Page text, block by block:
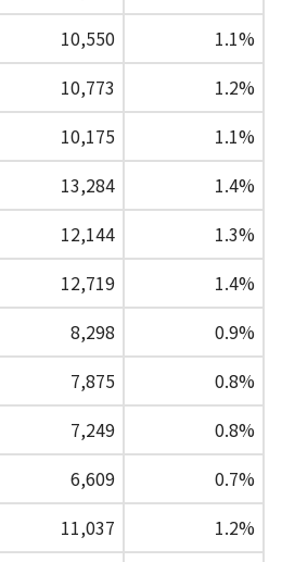
10,550
1.1%
10,773
1.2%
10,175
1.1%
13,284
1.4%
12,144
1.3%
12,719
1.4%
8,298
0.9%
7,875
0.8%
7,249
0.8%
6,609
0.7%
11,037
1.2%